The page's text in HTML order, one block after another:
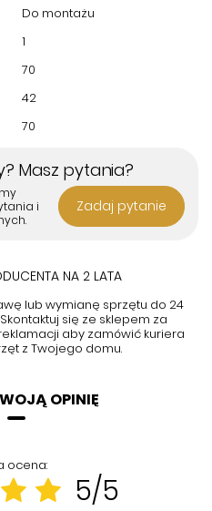
Do montażu
1
70
42
70
Masz pytania?
i
Zadaj pytanie
NA 2 LATA
lub wymianę sprzętu do 24
się ze sklepem za
aby zamówić kuriera
z Twojego domu.
OPINIĘ
ocena:
5/5